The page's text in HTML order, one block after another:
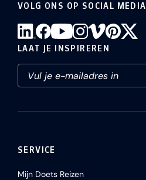
VOLG ONS OP SOCIAL MEDIA
LAAT JE INSPIREREN
SERVICE
Mijn Doets Reizen